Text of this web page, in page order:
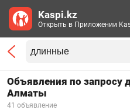
Объявления по запросу
Алматы
41 объявление
Kaspi.kz
Открыть в Приложении